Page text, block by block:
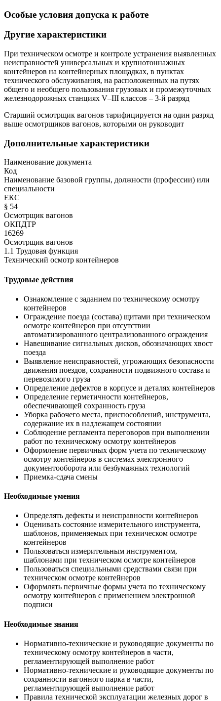
Особые условия допуска к работе
Другие характеристики
При техническом осмотре и контроле устранения выявленных
неисправностей универсальных и крупнотоннажных
контейнеров на контейнерных площадках, в пунктах
технического обслуживания, на расположенных на путях
общего и необщего пользования грузовых и промежуточных
железнодорожных станциях V–III классов – 3-й разряд
Старший осмотрщик вагонов тарифицируется на один разряд
выше осмотрщиков вагонов, которыми он руководит
Дополнительные характеристики
Наименование документа
Код
Наименование базовой группы, должности (профессии) или
специальности
ЕКС
§ 54
Осмотрщик вагонов
ОКПДТР
16269
Осмотрщик вагонов
1.1 Трудовая функция
Технический осмотр контейнеров
Трудовые действия
Ознакомление с заданием по техническому осмотру
контейнеров
Ограждение поезда (состава) щитами при техническом
осмотре контейнеров при отсутствии
автоматизированного централизованного ограждения
Навешивание сигнальных дисков, обозначающих хвост
поезда
Выявление неисправностей, угрожающих безопасности
движения поездов, сохранности подвижного состава и
перевозимого груза
Определение дефектов в корпусе и деталях контейнеров
Определение герметичности контейнеров,
обеспечивающей сохранность груза
Уборка рабочего места, приспособлений, инструмента,
содержание их в надлежащем состоянии
Соблюдение регламента переговоров при выполнении
работ по техническому осмотру контейнеров
Оформление первичных форм учета по техническому
осмотру контейнеров в системах электронного
документооборота или безбумажных технологий
Приемка-сдача смены
Необходимые умения
Определять дефекты и неисправности контейнеров
Оценивать состояние измерительного инструмента,
шаблонов, применяемых при техническом осмотре
контейнеров
Пользоваться измерительным инструментом,
шаблонами при техническом осмотре контейнеров
Пользоваться специальными средствами связи при
техническом осмотре контейнеров
Оформлять первичные формы учета по техническому
осмотру контейнеров с применением электронной
подписи
Необходимые знания
Нормативно-технические и руководящие документы по
техническому осмотру контейнеров в части,
регламентирующей выполнение работ
Нормативно-технические и руководящие документы по
сохранности вагонного парка в части,
регламентирующей выполнение работ
Правила технической эксплуатации железных дорог в